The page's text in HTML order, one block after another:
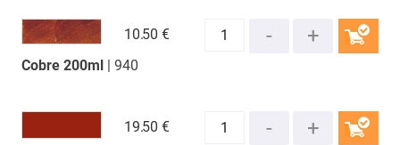
Cobre 200ml| 940
10.50 €
19.50 €